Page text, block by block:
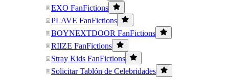
EXO FanFictions
PLAVE FanFictions
BOYNEXTDOOR FanFictions
RIIZE FanFictions
Stray Kids FanFictions
Solicitar Tablón de Celebridades